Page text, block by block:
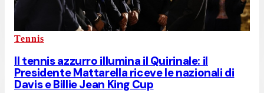
Tennis
Il tennis azzurro illumina il Quirinale: il
Presidente Mattarella riceve le nazionali di
Davis e Billie Jean King Cup